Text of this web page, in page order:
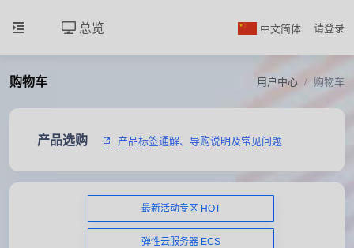
总览 中文简体 请登录
购物车 用户中心 购物车
产品选购 产品标签通解、导购说明及常见问题
最新活动专区 HOT
弹性云服务器 ECS